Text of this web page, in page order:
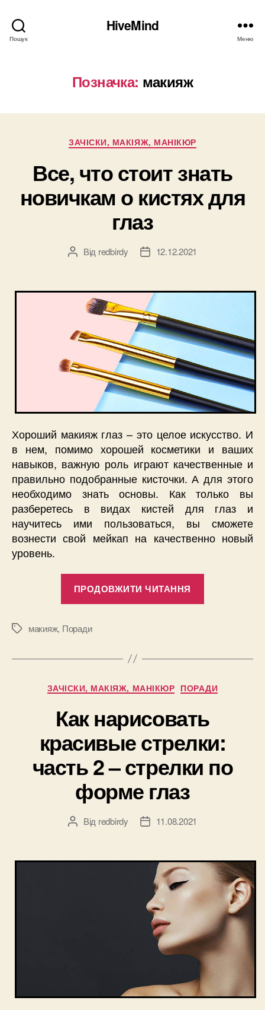
Пошук
HiveMind
Меню
Позначка: макияж
Категорії
ЗАЧІСКИ, МАКІЯЖ, МАНІКЮР
Все, что стоит знать
новичкам о кистях для
глаз
Автор
Від redbirdy
Дата12.12.2021
Хороший макияж глаз – это целое искусство. И
в нем, помимо хорошей косметики и ваших
навыков, важную роль играют качественные и
правильно подобранные кисточки. А для этого
необходимо знать основы. Как только вы
разберетесь в видах кистей для глаз и
научитесь ими пользоваться, вы сможете
вознести свой мейкап на качественно новый
уровень.
ПРОДОВЖИТИ ЧИТАННЯ
о
для
Позначки
макияж, Поради
Категорії
ЗАЧІСКИ, МАКІЯЖ, МАНІКЮР ПОРАДИ
Как нарисовать
красивые стрелки:
часть 2 – стрелки по
форме глаз
Автор
Від redbirdy
Дата11.08.2021